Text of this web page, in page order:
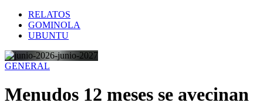
RELATOS
GOMINOLA
UBUNTU
GENERAL
Menudos 12 meses se avecinan